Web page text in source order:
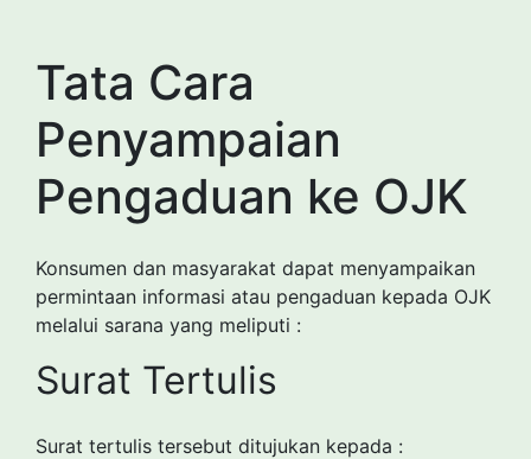
Tata Cara
Penyampaian
Pengaduan ke OJK
Konsumen dan masyarakat dapat menyampaikan
permintaan informasi atau pengaduan kepada OJK
melalui sarana yang meliputi :
Surat Tertulis
Surat tertulis tersebut ditujukan kepada :